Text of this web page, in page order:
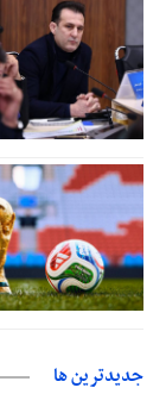
جديدترين ها